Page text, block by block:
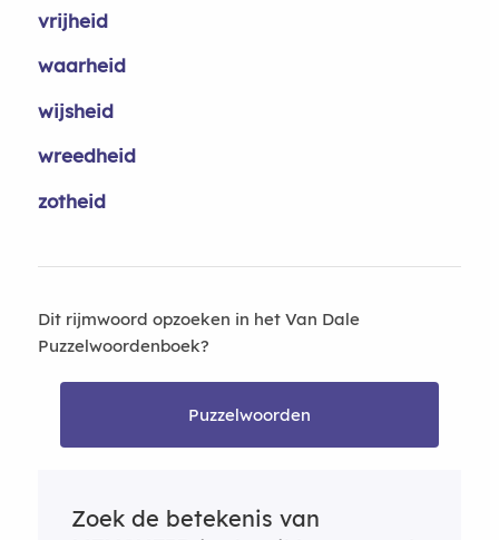
vrijheid
waarheid
wijsheid
wreedheid
zotheid
Dit rijmwoord opzoeken in het Van Dale
Puzzelwoordenboek?
Puzzelwoorden
Zoek de betekenis van